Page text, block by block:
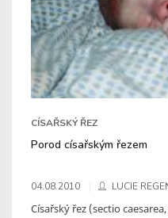
CÍSAŘSKÝ ŘEZ
Porod císařským řezem
04.08.2010 LUCIE
Císařský řez (sectio